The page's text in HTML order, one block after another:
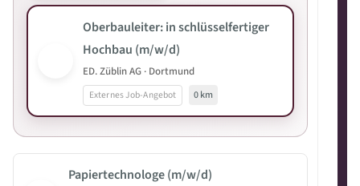
Oberbauleiter: in schlüsselfertiger
Hochbau (m/w/d)
ED. Züblin AG · Dortmund
Externes Job-Angebot 0 km
Papiertechnologe (m/w/d)